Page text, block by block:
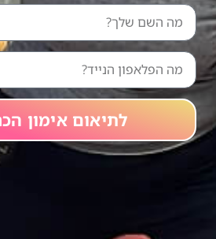
לתיאום אימון